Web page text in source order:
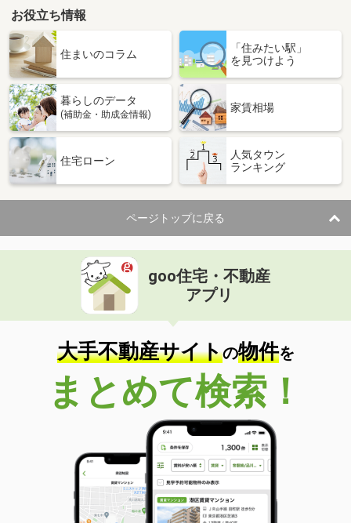
お役立ち情報
住まいのコラム
「住みたい駅」
を見つけよう
暮らしのデータ
(補助金・助成金情報)
家賃相場
住宅ローン
人気タウン
ランキング
ページトップに戻る
goo住宅・不動産
アプリ
大手不動産サイトの物件を
まとめて検索！